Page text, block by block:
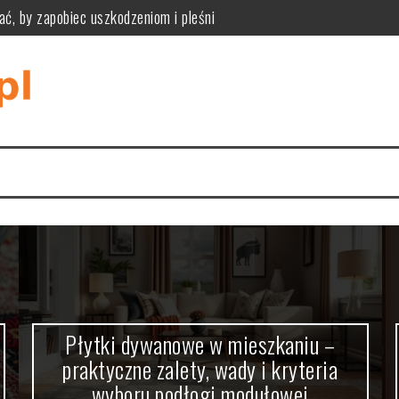
by zapobiec uszkodzeniom i pleśni
zalety, wady i kryteria wyboru podłogi modułowej
przyczyny i bezpiecznie je usunąć
pułapek rozmiaru, materiału i stylu wnętrza
funkcjonalność i praktyczne zastosowania w różnych
wymiary, styl i ukrywanie kabli dla komfortu i estetyki
Płytki dywanowe w mieszkaniu –
praktyczne zalety, wady i kryteria